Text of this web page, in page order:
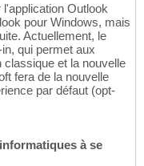
Outlook
pour Windows, mais
Actuellement, le
qui permet aux
et la nouvelle
fera de la nouvelle
par défaut (opt-
à se